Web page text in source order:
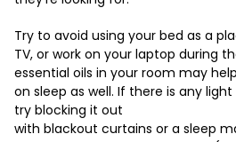
Try to avoid using your bed as a
TV, or work on your laptop during
essential oils in your room may
on sleep as well. If there is any
try blocking it out
with blackout curtains or a sleep